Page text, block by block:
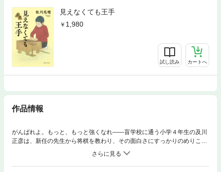
見えなくても王手
1,980
試し読み カートへ
作品情報
がんばれよ。もっと、もっと強くなれ――盲学校に通う小学４年生の及川
正彦は、新任の先生から将棋を教わり、その面白さにすっかりのめりこみ
ます。目の見えない人でも楽しめる将棋盤と駒を使って同級生と対戦、寄
宿舎の自室では詰将棋に熱中する日々。そんな正彦の変化を、家族はあた
たかく見守りますが――。盲学校を舞台に、将棋を指す喜びを知り、それ